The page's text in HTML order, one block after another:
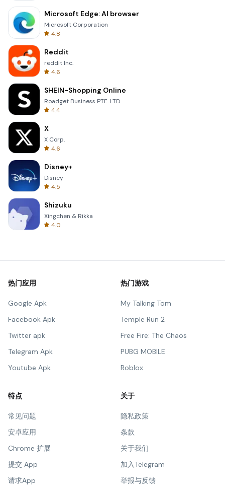
Microsoft Edge: AI browser
Microsoft Corporation
4.8
Reddit
reddit Inc.
4.6
SHEIN-Shopping Online
Roadget Business PTE. LTD.
4.4
X
X Corp.
4.6
Disney+
Disney
4.5
Shizuku
Xingchen & Rikka
4.0
热门应用
Google Apk
Facebook Apk
Twitter apk
Telegram Apk
Youtube Apk
热门游戏
My Talking Tom
Temple Run 2
Free Fire: The Chaos
PUBG MOBILE
Roblox
特点
常见问题
安卓应用
Chrome 扩展
提交 App
请求App
关于
隐私政策
条款
关于我们
加入Telegram
举报与反馈